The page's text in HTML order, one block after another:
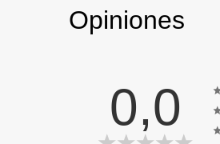
Opiniones
0,0